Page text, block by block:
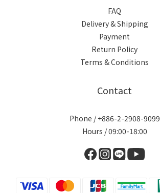
FAQ
Delivery & Shipping
Payment
Return Policy
Terms & Conditions
Contact
Phone / +886-2-2908-9099
Hours / 09:00-18:00